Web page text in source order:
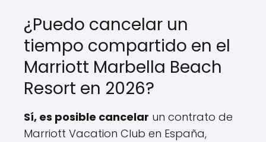
¿Puedo cancelar un
tiempo compartido en el
Marriott Marbella Beach
Resort en 2026?
Sí, es posible cancelar un contrato de
Marriott Vacation Club en España,